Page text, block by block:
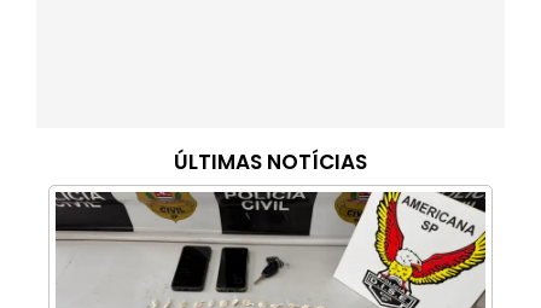
ÚLTIMAS NOTÍCIAS